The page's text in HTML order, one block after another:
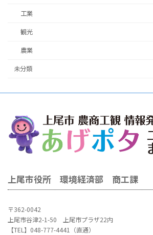
工業
観光
農業
未分類
上尾市役所 環境経済部 商工課
〒362-0042
上尾市谷津2-1-50 上尾市プラザ22内
【TEL】048-777-4441（直通）